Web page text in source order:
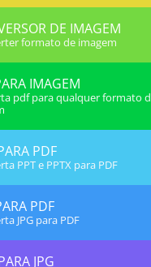
DE IMAGEM
formato de imagem
IMAGEM
pdf para qualquer formato
PDF
PPT e PPTX para PDF
PDF
JPG para PDF
JPG